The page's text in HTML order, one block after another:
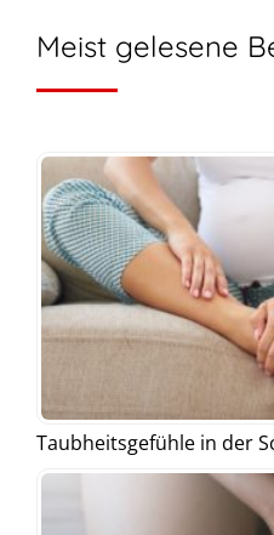
Meist gelesene
Taubheitsgefühle in der